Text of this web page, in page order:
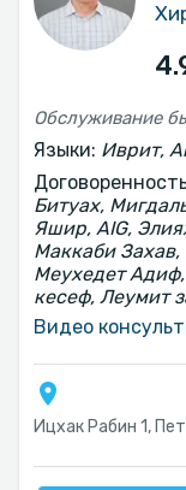
Языки: Иврит,
Битуах,
Яшир, AIG,
Маккаби
Меухедет
кесеф, Леумит
Видео
Ицхак Рабин 1,